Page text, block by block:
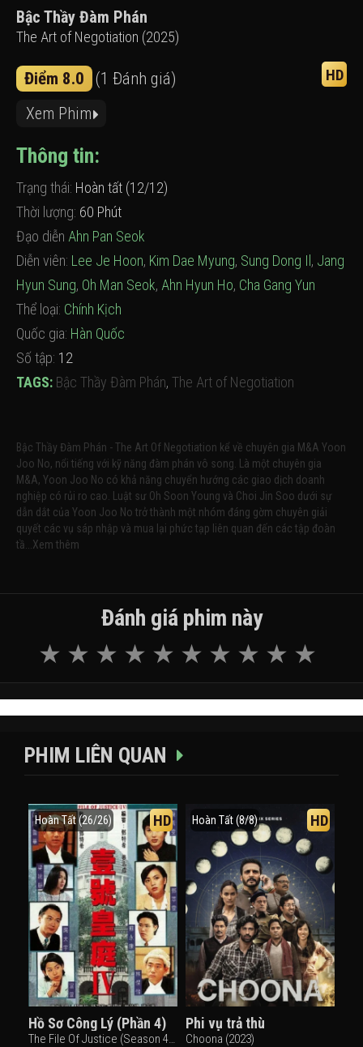
Bậc Thầy Đàm Phán
The Art of Negotiation (2025)
Điểm 8.0 (1 Đánh giá) HD
Xem Phim
Thông tin:
Trạng thái: Hoàn tất (12/12)
Thời lượng: 60 Phút
Đạo diễn Ahn Pan Seok
Diễn viên: Lee Je Hoon, Kim Dae Myung, Sung Dong Il , Jang
Hyun Sung, Oh Man Seok, Ahn Hyun Ho, Cha Gang Yun
Thể loại: Chính Kịch
Quốc gia: Hàn Quốc
Số tập: 12
TAGS: Bậc Thầy Đàm Phán, The Art of Negotiation
Bậc Thầy Đàm Phán - The Art Of Negotiation kể về chuyên gia M&A Yoon
Joo No, nổi tiếng với kỹ năng đàm phán vô song. Là một chuyên gia
M&A, Yoon Joo No có khả năng chuyển hướng các giao dịch doanh
nghiệp có rủi ro cao. Luật sư Oh Soon Young và Choi Jin Soo dưới sự
dẫn dắt của Yoon Joo No trở thành một nhóm đáng gờm chuyên giải
quyết các vụ sáp nhập và mua lại phức tạp liên quan đến các tập đoàn
tầ...Xem thêm
Đánh giá phim này
PHIM LIÊN QUAN
Hoàn Tất (26/26) HD
Hồ Sơ Công Lý (Phần 4)
The File Of Justice (Season 4) (1995)
Hoàn Tất (8/8) HD
Phi vụ trả thù
Choona (2023)